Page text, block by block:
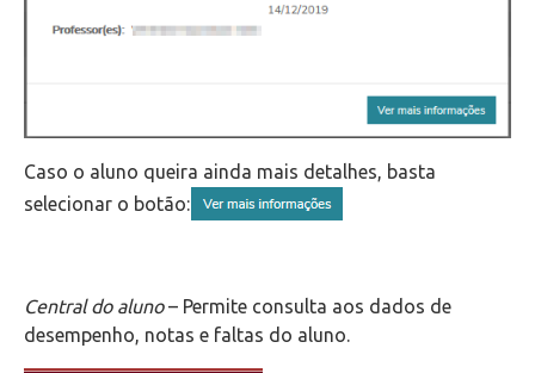
Caso o aluno queira ainda mais detalhes, basta
selecionar o botão:
Central do aluno– Permite consulta aos dados de
desempenho, notas e faltas do aluno.